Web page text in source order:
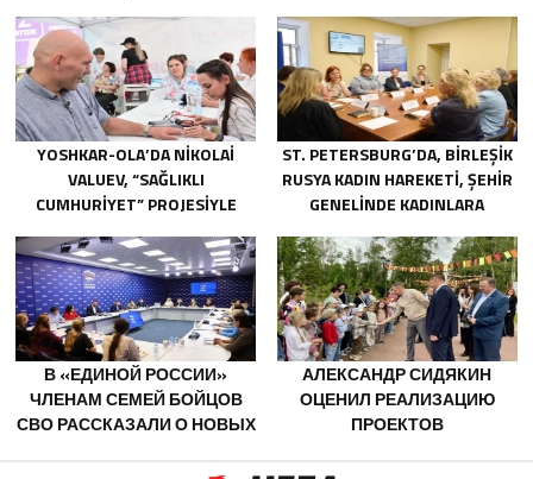
SONUÇLARINI ORTADAN
KALDIRMAYA YARDIMCI OLUYOR
YOSHKAR-OLA’DA NIKOLAI
VALUEV, “SAĞLIKLI
CUMHURIYET” PROJESIYLE
ST. PETERSBURG’DA, BIRLEŞIK
RUSYA KADIN HAREKETI, ŞEHIR
GENELINDE KADINLARA
PROGRAMLARININ
GELIŞTIRILMESI IÇIN ÖNERILER
HAZIRLADI
В «ЕДИНОЙ РОССИИ»
ЧЛЕНАМ СЕМЕЙ БОЙЦОВ
СВО РАССКАЗАЛИ О НОВЫХ
АЛЕКСАНДР СИДЯКИН
ОЦЕНИЛ РЕАЛИЗАЦИЮ
ПРОЕКТОВ
ВОРОНЕЖСКОЙ ОБЛАСТИ